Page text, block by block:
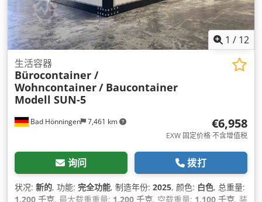
1 / 12
Bad Hönningen 7,461 km
生活容器
Bürocontainer /
Wohncontainer/ Baucontainer
Modell SUN-5
€6,958
EXW 固定价格 不含增值税
询问 拨打
状况: 新的, 功能: 完全功能, 制造年份: 2025, 颜色: 白色, 总重量:
1,200 千克, 最大载重重量: 1,200 千克, 空载重量: 1,100 千克, 装